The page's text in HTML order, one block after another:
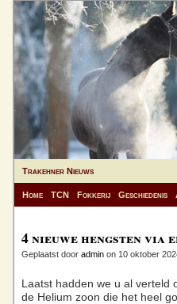
Trakehner Nieuws
Home TCN Fokkerij Geschiedenis
4 nieuwe hengsten via
Geplaatst door admin on 10 oktober
Laatst hadden we u al verteld
de Helium zoon die het heel